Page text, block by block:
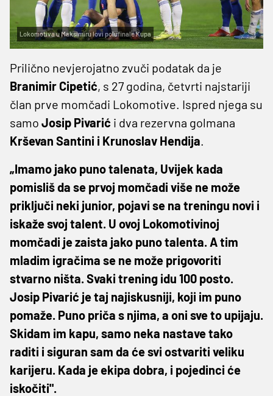
Lokomotiva u Maksimiru lovi polufinale Kupa
Prilično nevjerojatno zvuči podatak da je
Branimir Cipetić, s 27 godina, četvrti najstariji
član prve momčadi Lokomotive. Ispred njega su
samo Josip Pivarić i dva rezervna golmana
Krševan Santini i Krunoslav Hendija.
„Imamo jako puno talenata, Uvijek kada
pomisliš da se prvoj momčadi više ne može
priključi neki junior, pojavi se na treningu novi i
iskaže svoj talent. U ovoj Lokomotivinoj
momčadi je zaista jako puno talenta. A tim
mladim igračima se ne može prigovoriti
stvarno ništa. Svaki trening idu 100 posto.
Josip Pivarić je taj najiskusniji, koji im puno
pomaže. Puno priča s njima, a oni sve to upijaju.
Skidam im kapu, samo neka nastave tako
raditi i siguran sam da će svi ostvariti veliku
karijeru. Kada je ekipa dobra, i pojedinci će
iskočiti".